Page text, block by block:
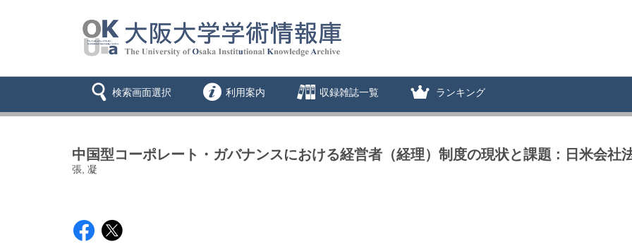
検索画面選択 利用案内 収録雑誌一覧 ランキング
中国型コーポレート・ガバナンスにおける経営者（経理）制度の現状と課題 : 日米会社
張, 凝